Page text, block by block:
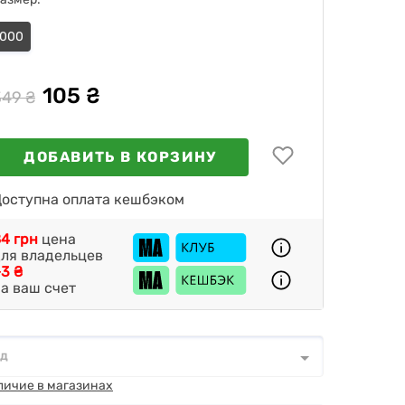
000
₴ 105 ₴
ДОБАВИТЬ В КОРЗИНУ
оплата кешбэком
₴
ваш счет
грн цена
владельцев
*
в магазинах